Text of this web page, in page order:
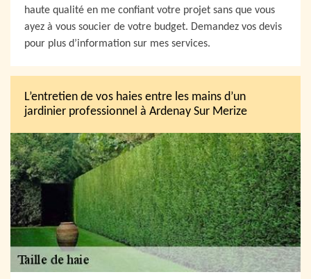
haute qualité en me confiant votre projet sans que vous
ayez à vous soucier de votre budget. Demandez vos devis
pour plus d’information sur mes services.
L’entretien de vos haies entre les mains d’un
jardinier professionnel à Ardenay Sur Merize